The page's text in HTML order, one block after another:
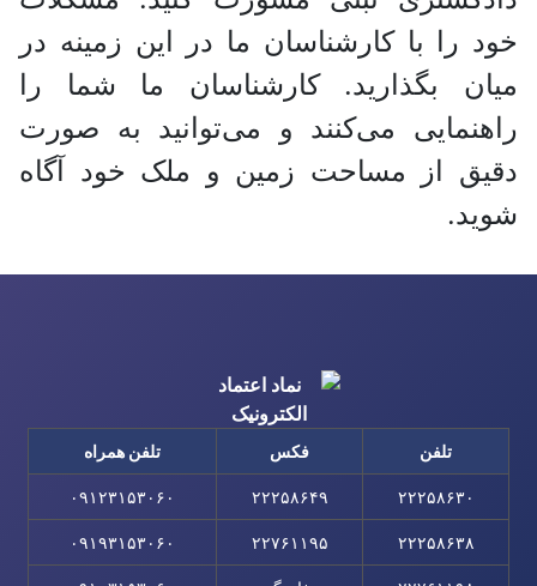
خود را با کارشناسان ما در این زمینه در
میان بگذارید. کارشناسان ما شما را
راهنمایی می‌کنند و می‌توانید به صورت
دقیق از مساحت زمین و ملک خود آگاه
شوید.
تلفن فکس تلفن همراه
۲۲۲۵۸۶۳۰ ۲۲۲۵۸۶۴۹ ۰۹۱۲۳۱۵۳۰۶۰
۲۲۲۵۸۶۳۸ ۲۲۷۶۱۱۹۵ ۰۹۱۹۳۱۵۳۰۶۰